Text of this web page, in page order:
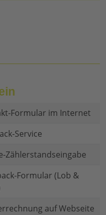
Formular im Internet
Service
Zählerstandseingabe
Formular (Lob &
auf Webseite